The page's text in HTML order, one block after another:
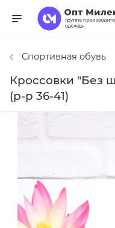
Спортивная обувь
Кроссовки "Без
(р-р 36-41)